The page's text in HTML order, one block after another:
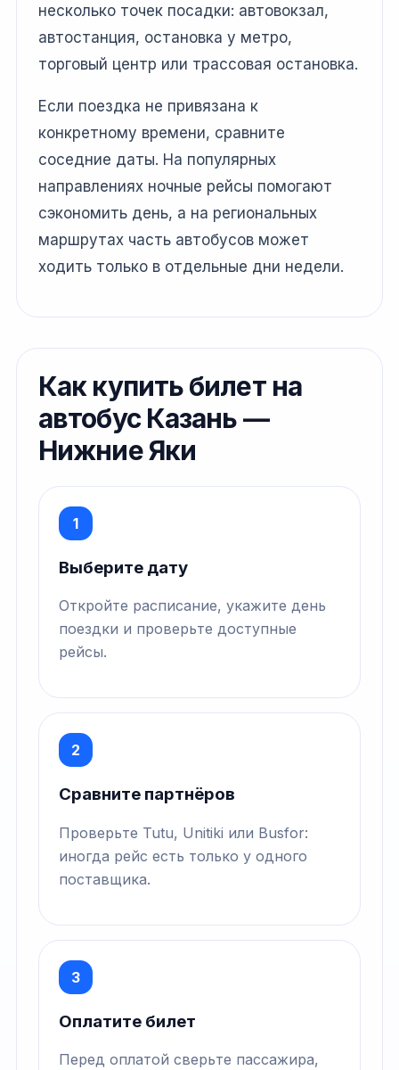
несколько точек посадки: автовокзал,
автостанция, остановка у метро,
торговый центр или трассовая остановка.
Если поездка не привязана к
конкретному времени, сравните
соседние даты. На популярных
направлениях ночные рейсы помогают
сэкономить день, а на региональных
маршрутах часть автобусов может
ходить только в отдельные дни недели.
Как купить билет на
автобус Казань —
Нижние Яки
1
Выберите дату
Откройте расписание, укажите день
поездки и проверьте доступные
рейсы.
2
Сравните партнёров
Проверьте Tutu, Unitiki или Busfor:
иногда рейс есть только у одного
поставщика.
3
Оплатите билет
Перед оплатой сверьте пассажира,